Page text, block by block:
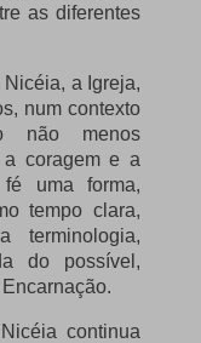
as diferentes
a Igreja,
num contexto
não menos
coragem e a
uma forma,
tempo clara,
terminologia,
do possível,
continua